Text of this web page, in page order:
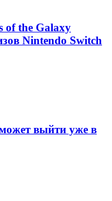
of the Galaxy
Nintendo Switch
выйти уже в